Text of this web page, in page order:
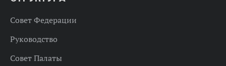
Совет Федерации
Руководство
Совет Палаты